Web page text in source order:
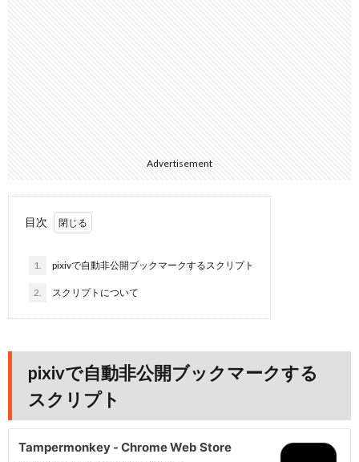
Advertisement
目次
1. pixivで自動非公開ブックマークするスクリプト
2. スクリプトについて
pixivで自動非公開ブックマークする
スクリプト